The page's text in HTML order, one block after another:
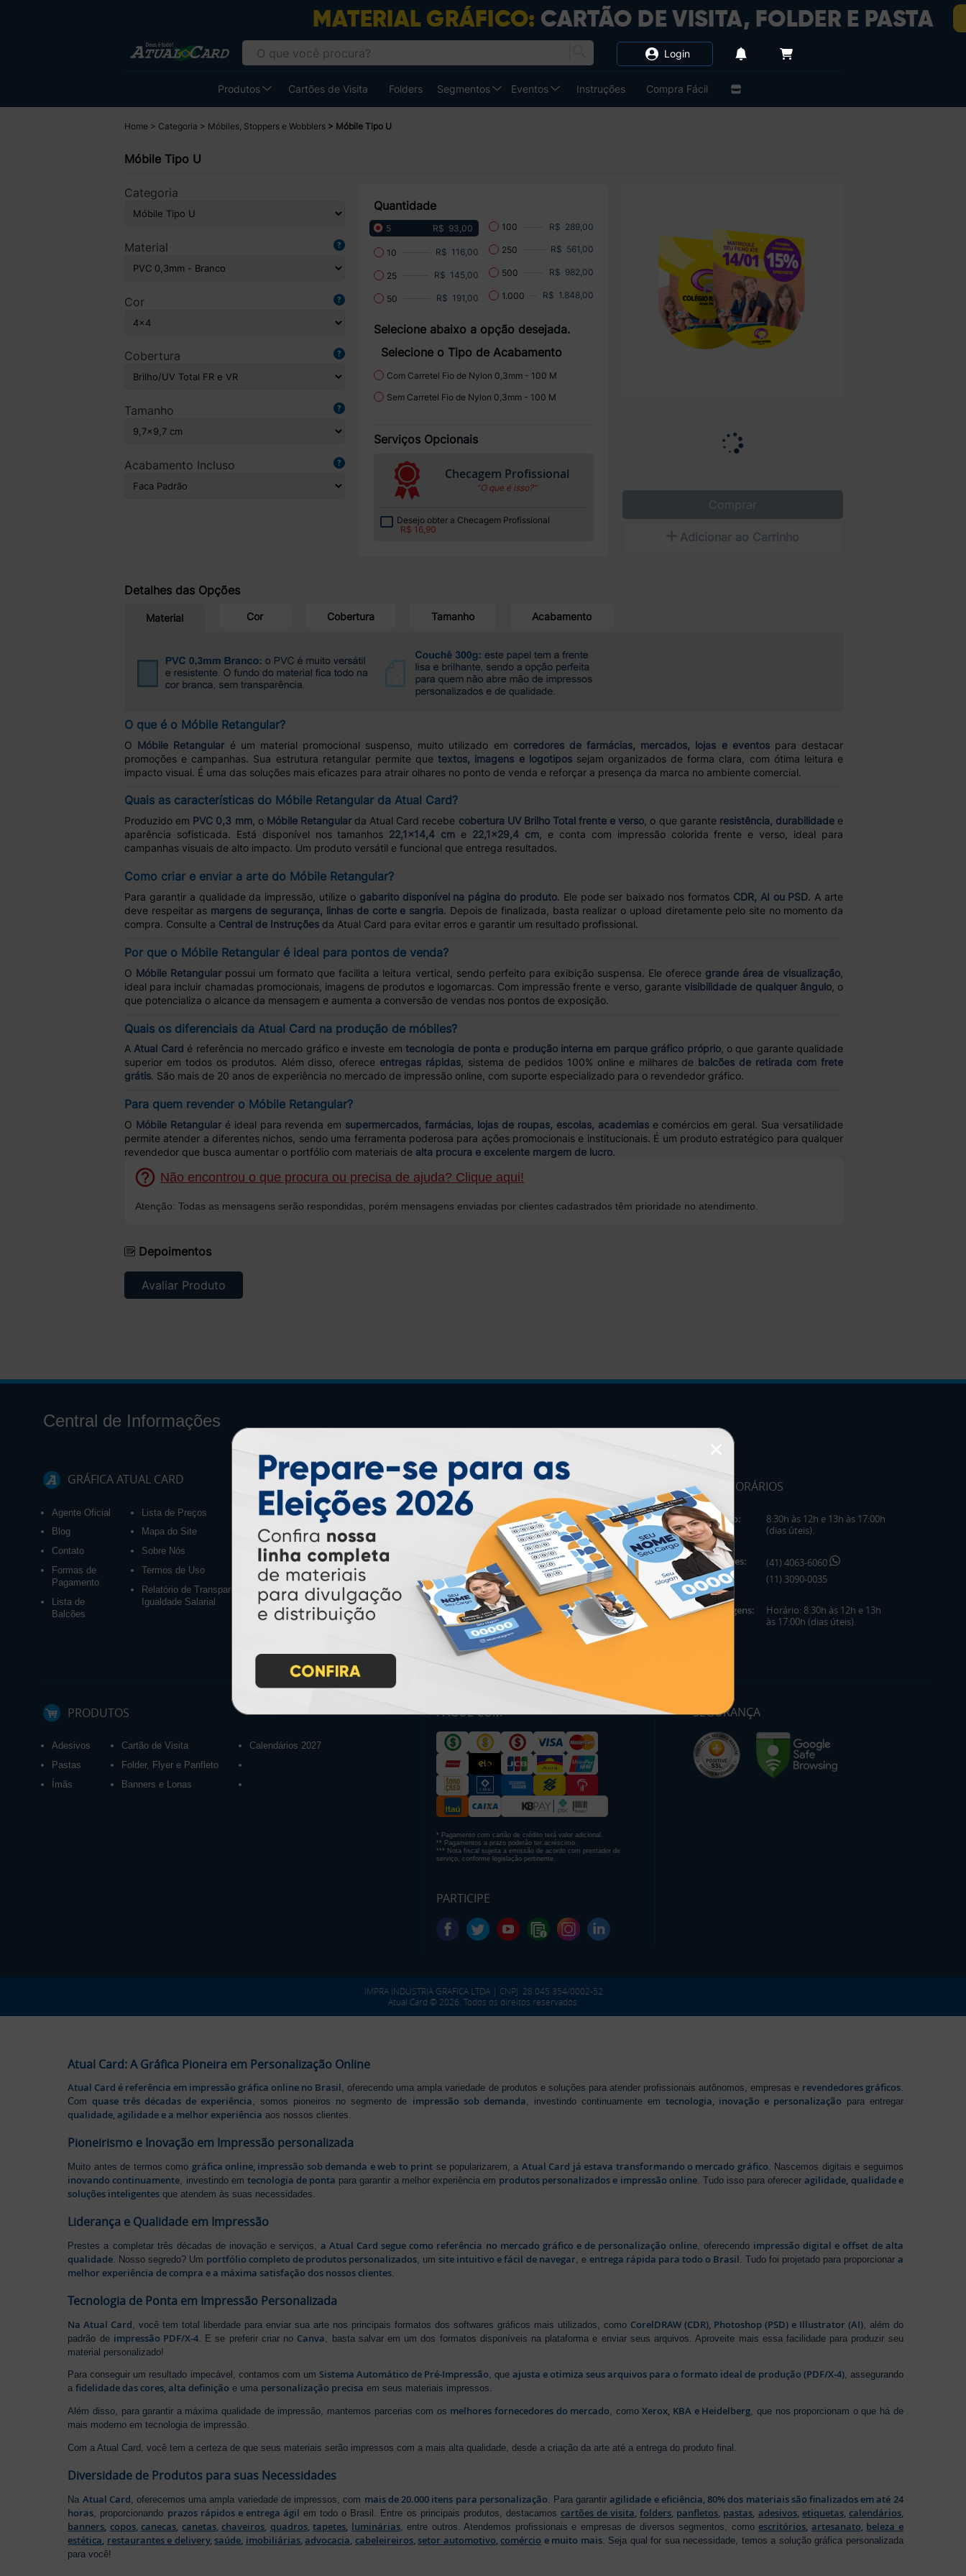
Produtos Cartões de Visita Folders Segmentos Eventos Instruções Compra Fácil
Login
Home Categoria Móbiles, Stoppers e Wobblers Móbile Tipo U
Móbile Tipo U
Categoria
Material
Cor
Cobertura
Tamanho
Acabamento Incluso
Quantidade
5 R$ 93,00
10 R$ 116,00
25 R$ 145,00
50 R$ 191,00
100 R$ 289,00
250 R$ 561,00
500 R$ 982,00
1.000 R$ 1.848,00
Selecione abaixo a opção desejada.
Selecione o Tipo de Acabamento
Com Carretel Fio de Nylon 0,3mm - 100 M
Sem Carretel Fio de Nylon 0,3mm - 100 M
Serviços Opcionais
Checagem Profissional
“O que é isso?”
Desejo obter a Checagem Profissional
R$ 16,90
Comprar
Adicionar ao Carrinho
Detalhes das Opções
Material Cor Cobertura Tamanho Acabamento
O que é o Móbile Retangular?
O Móbile Retangularé um material promocional suspenso, muito utilizado em corredores de farmácias, mercados, lojas e eventospara destacar
promoções e campanhas. Sua estrutura retangular permite quetextos, imagens e logotipossejam organizados de forma clara, com ótima leitura e
impacto visual. É uma das soluções mais eficazes para atrair olhares no ponto de venda e reforçar a presença da marca no ambiente comercial.
Quais as características do Móbile Retangular da Atual Card?
Produzido em PVC 0,3 mm, o Móbile Retangularda Atual Card recebe cobertura UV Brilho Total frente e verso , o que garante resistência, durabilidadee
aparência sofisticada. Está disponível nos tamanhos 22,1x14,4 cm e 22,1x29,4 cm , e conta com impressão colorida frente e verso, ideal para
campanhas visuais de alto impacto. Um produto versátil e funcional que entrega resultados.
Como criar e enviar a arte do Móbile Retangular?
Para garantir a qualidade da impressão, utilize o gabarito disponível na página do produto. Ele pode ser baixado nos formatos CDR, AI ou PSD. A arte
deve respeitar as margens de segurança, linhas de corte e sangria. Depois de finalizada, basta realizar o upload diretamente pelo site no momento da
compra. Consulte a Central de Instruções da Atual Card para evitar erros e garantir um resultado profissional.
Por que o Móbile Retangular é ideal para pontos de venda?
O Móbile Retangularpossui um formato que facilita a leitura vertical, sendo perfeito para exibição suspensa. Ele oferece grande área de visualização
ideal para incluir chamadas promocionais, imagens de produtos e logomarcas. Com impressão frente e verso, garante visibilidade de qualquer ângulo, o
que potencializa o alcance da mensagem e aumenta a conversão de vendas nos pontos de exposição.
Quais os diferenciais da Atual Card na produção de móbiles?
AAtual Card é referência no mercado gráfico e investe emtecnologia de ponta e produção interna em parque gráfico próprio, o que garante qualidade
superior em todos os produtos. Além disso, oferece entregas rápidas, sistema de pedidos 100% online e milhares de balcões de retirada com frete
grátis. São mais de 20 anos de experiência no mercado de impressão online, com suporte especializado para o revendedor gráfico.
Para quem revender o Móbile Retangular?
O Móbile Retangularé ideal para revenda em supermercados, farmácias, lojas de roupas, escolas, academiase comércios em geral. Sua versatilidade
permite atender a diferentes nichos, sendo uma ferramenta poderosa para ações promocionais e institucionais. É um produto estratégico para qualquer
revendedor que busca aumentar o portfólio com materiais de alta procura e excelente margem de lucro.
Não encontrou o que procura ou precisa de ajuda? Clique aqui!
Atenção: Todas as mensagens serão respondidas, porém mensagens enviadas por clientes cadastrados têm prioridade no atendimento.
Depoimentos
Avaliar Produto
Central de Informações
GRÁFICA ATUAL CARD
Agente Oficial
Blog
Contato
Formas de
Pagamento
Lista de
Balcões
Lista de Preços
Mapa do Site
Sobre Nós
Termos de Uso
Relatório de Transparência e
Igualdade Salarial
INSTRUÇÕES
Inicio
Como Comprar
Como exportar em
PDF/X1-a
Entrega 12 Horas
Garantia
Montagem e Fechamento de
Arquivo
Perguntas Frequentes
HORÁRIOS
Horário:
8:30h às 12h e 13h às 17:00h
(dias úteis).
Telefones:
(41) 4063-6060
(11) 3090-0035
Mensagens:
Horário: 8:30h às 12h e 13h
às 17:00h (dias úteis).
PRODUTOS
Adesivos
Pastas
Ímãs
Cartão de Visita
Folder, Flyer e Panfleto
Banners e Lonas
Calendários 2027
PAGUE COM
* Pagamento com cartão de crédito terá valor adicional.
** Pagamentos a prazo poderão ter acréscimo.
*** Nota fiscal sujeita a emissão de acordo com prestador de
serviço, conforme legislação pertinente.
PARTICIPE
SEGURANÇA
IMPRA INDUSTRIA GRAFICA LTDA | CNPJ: 28.045.354/0002-52
Atual Card © 2026. Todos os direitos reservados.
Atual Card: A Gráfica Pioneira em Personalização Online
Atual Card é referência em impressão gráfica online no Brasil, oferecendo uma ampla variedade de produtos e soluções para atender profissionais autônomos, empresas e revendedores gráficos.
Comquase três décadas de experiência, somos pioneiros no segmento de impressão sob demanda, investindo continuamente em tecnologia, inovação e personalização para entregar
qualidade, agilidade e a melhor experiência aos nossos clientes.
Pioneirismo e Inovação em Impressão personalizada
Muito antes de termos como gráfica online, impressão sob demanda e web to print se popularizarem, a Atual Card já estava transformando o mercado gráfico. Nascemos digitais e seguimos
inovando continuamente, investindo em tecnologia de ponta para garantir a melhor experiência em produtos personalizados e impressão online. Tudo isso para ofereceragilidade, qualidade e
soluções inteligentes que atendem às suas necessidades.
Liderança e Qualidade em Impressão
Prestes a completar três décadas de inovação e serviços,a Atual Card segue como referência no mercado gráfico e de personalização online , oferecendo impressão digital e offset de alta
qualidade . Nosso segredo? Um portfólio completo de produtos personalizados , um site intuitivo e fácil de navegar , e entrega rápida para todo o Brasil . Tudo foi projetado para proporcionar a
melhor experiência de compra e a máxima satisfação dos nossos clientes
Tecnologia de Ponta em Impressão Personalizada
Na Atual Card , você tem total liberdade para enviar sua arte nos principais formatos dos softwares gráficos mais utilizados, como CorelDRAW (CDR), Photoshop (PSD) e Illustrator (AI), além do
padrão de impressão PDF/X-4 . E se preferir criar no Canva , basta salvar em um dos formatos disponíveis na plataforma e enviar seus arquivos. Aproveite mais essa facilidade para produzir seu
material personalizado!
Para conseguir um resultado impecável, contamos com um Sistema Automático de Pré-Impressão, queajusta e otimiza seus arquivos para o formato ideal de produção (PDF/X-4), assegurando
afidelidade das cores, alta definição e uma personalização precisa em seus materiais impressos.
Além disso, para garantir a máxima qualidade de impressão, mantemos parcerias com os melhores fornecedores do mercado, comoXerox, KBA e Heidelberg, que nos proporcionam o que há de
mais moderno em tecnologia de impressão.
Com a Atual Card, você tem a certeza de que seus materiais serão impressos com a mais alta qualidade, desde a criação da arte até a entrega do produto final.
Diversidade de Produtos para suas Necessidades
Na Atual Card , oferecemos uma ampla variedade de impressos, com mais de 20.000 itens para personalização . Para garantiragilidade e eficiência, 80% dos materiais são finalizados em até 24
horas , proporcionando prazos rápidos e entrega ágil em todo o Brasil. Entre os principais produtos, destacamos cartões de visita,folders, panfletos, pastas, adesivos, etiquetas, calendários,
banners, copos,canecas, canetas,chaveiros, quadros,tapetes, luminárias, entre outros. Atendemos profissionais e empresas de diversos segmentos, comoescritórios, artesanato, beleza e
estética, restaurantes e delivery, saúde, imobiliárias,advocacia, cabeleireiros, setor automotivo,comércio e muito mais. Seja qual for sua necessidade, temos a solução gráfica personalizada
para você!